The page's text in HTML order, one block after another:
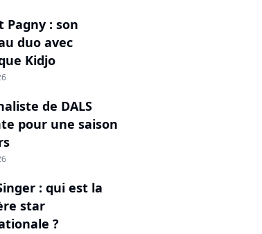
Pagny : son
duo avec
Kidjo
de DALS
pour une saison
: qui est la
star
?